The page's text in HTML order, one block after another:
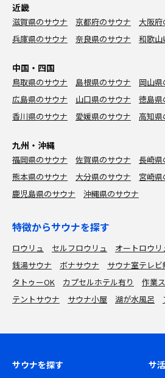
近畿
滋賀県のサウナ 京都府のサウナ
大阪府
兵庫県のサウナ
奈良県のサウナ 和歌山
中国・四国
鳥取県のサウナ 島根県のサウナ
岡山県
広島県のサウナ
山口県のサウナ
徳島県
香川県のサウナ
愛媛県のサウナ 高知県
九州・沖縄
福岡県のサウナ 佐賀県のサウナ
長崎県
熊本県のサウナ
大分県のサウナ
宮崎県
鹿児島県のサウナ
沖縄県のサウナ
特徴からサウナを探す
ロウリュ セルフロウリュ オートロウリ
銭湯サウナ
ボナサウナ サウナ室テレビ
タトゥーOK
カプセルホテル有り
作業
テントサウナ
サウナ小屋 湖が水風呂
サウナを探す サ活